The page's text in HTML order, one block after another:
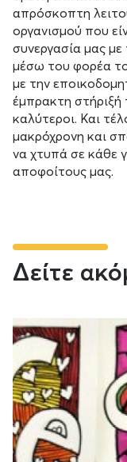
απρόσκοπτη
οργανισμού που
συνεργασία μας
μέσω του φορέα
με την
έμπρακτη στήριξή
καλύτεροι. Και
μακρόχρονη και
να χτυπά σε κάθε
αποφοίτους μας.
Δείτε